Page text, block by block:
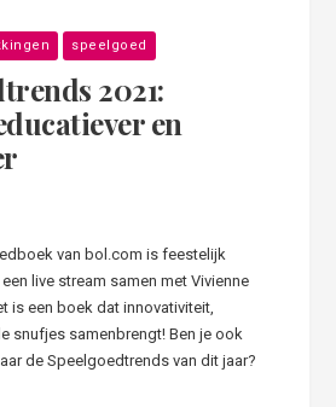
speelgoed
2021:
en
van bol.com is feestelijk
live stream samen met Vivienne
is een boek dat innovativiteit,
snufjes samenbrengt! Ben je ook
de Speelgoedtrends van dit jaar?